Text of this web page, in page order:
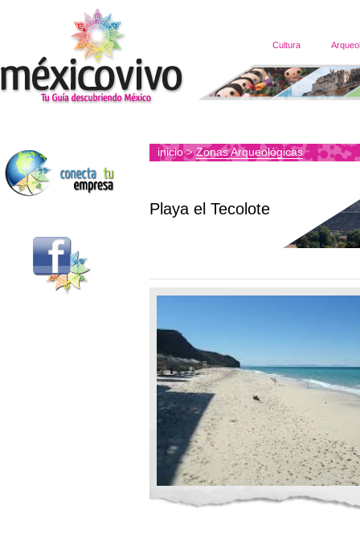
Cultura
inicio>Zonas Arqueológicas
Playa el Tecolote